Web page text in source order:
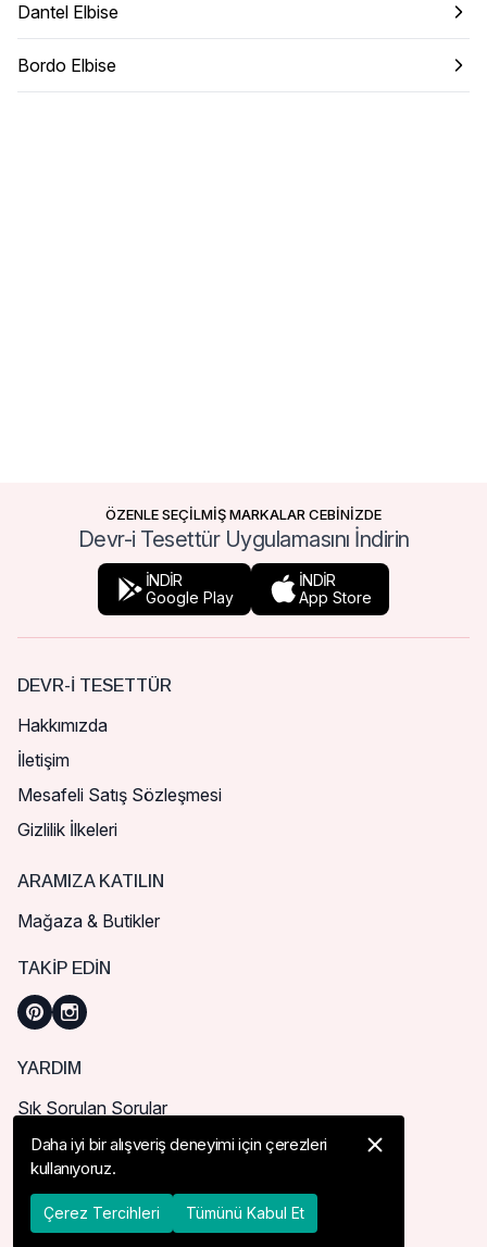
Dantel Elbise
Bordo Elbise
ÖZENLE SEÇİLMİŞ MARKALAR CEBİNİZDE
Devr-i Tesettür Uygulamasını İndirin
İNDİR
Google Play
İNDİR
App Store
DEVR-I TESETTÜR
Hakkımızda
İletişim
Mesafeli Satış Sözleşmesi
Gizlilik İlkeleri
ARAMIZA KATILIN
Mağaza & Butikler
TAKIP EDIN
YARDIM
Sık Sorulan Sorular
Nasıl Sipariş Verebilirim?
Kargo ve Teslimat
İade, İptal ve Değişim
Daha iyi bir alışveriş deneyimi için çerezleri
kullanıyoruz.
Çerez Tercihleri Tümünü Kabul Et